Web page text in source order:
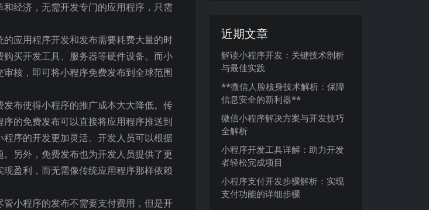
经济，无需开发专门的应用程序，只需
应用程序开发和发布需要耗费大量的时
买开发工具、服务器等硬件设备。而小
核，即可将小程序免费发布到全球范围
布使得小程序的推广成本大大降低。传
的免费发布可以直接将应用程序推送到
序的开发更加灵活。开发人员可以根据
另外，免费发布也为开发人员提供了更
盈利，而无需像传统应用程序那样依赖
小程序的发布不需要支付费用，但是开
近期文章
解读小程序开发：关键技术剖析
与最佳实践
**微信人脸核身技术解析：保障
信息安全的新利器**
微信小程序解决方案与开发技巧
全解析
小程序开发工具详解：助力开发
者轻松完成项目
小程序支付开发步骤解析：实现
支付功能的详细步骤